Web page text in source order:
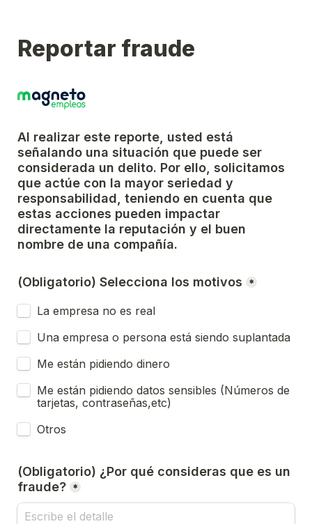
Reportar fraude
Al realizar este reporte, usted está
señalando una situación que puede ser
considerada un delito. Por ello, solicitamos
que actúe con la mayor seriedad y
responsabilidad, teniendo en cuenta que
estas acciones pueden impactar
directamente la reputación y el buen
nombre de una compañía.
(Obligatorio) Selecciona los motivos *
La empresa no es real
Una empresa o persona está siendo suplantada
Me están pidiendo dinero
Me están pidiendo datos sensibles (Números de
tarjetas, contraseñas,etc)
Otros
(Obligatorio) ¿Por qué consideras que es un
fraude? *